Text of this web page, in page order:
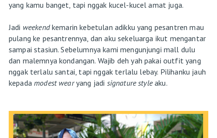
yang kamu banget, tapi nggak kucel-kucel amat juga.
Jadi weekendkemarin kebetulan adikku yang pesantren mau
pulang ke pesantrennya, dan aku sekeluarga ikut mengantar
sampai stasiun. Sebelumnya kami mengunjungi mall dulu
dan malemnya kondangan. Wajib deh yah pakai outfit yang
nggak terlalu santai, tapi nggak terlalu lebay. Pilihanku jauh
kepada modest wearyang jadi signature styleaku.